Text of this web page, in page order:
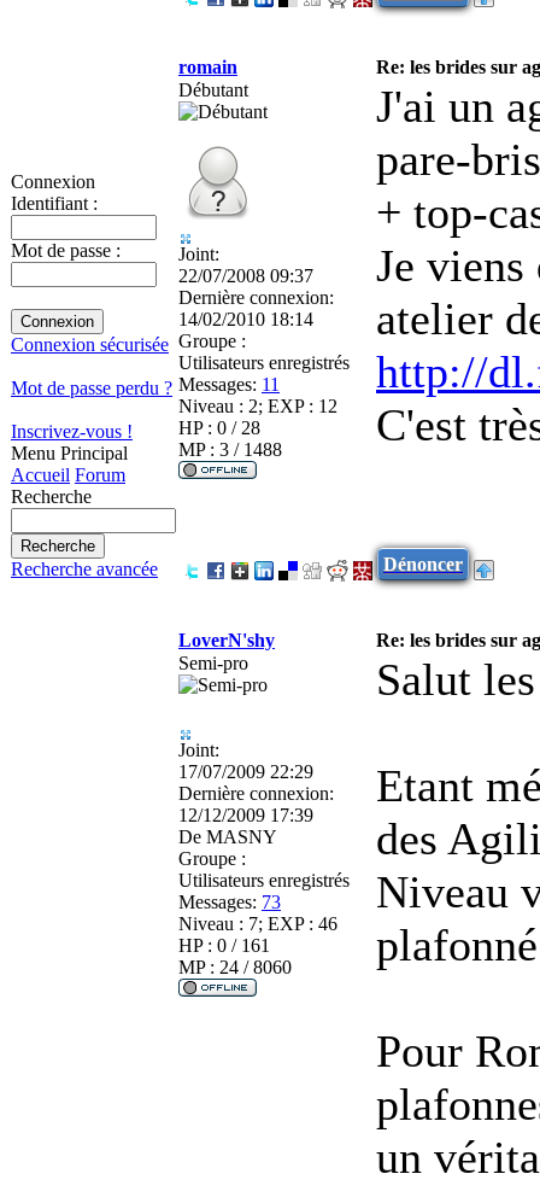
Connexion
Identifiant :
Mot de passe :
Connexion sécurisée
Mot de passe perdu ?
Inscrivez-vous !
Menu Principal
Accueil Forum
Recherche
Recherche avancée
romain
Re: les brides sur
Débutant
Joint:
22/07/2008 09:37
Dernière connexion:
14/02/2010 18:14
Groupe :
Utilisateurs enregistrés
Messages: 11
Niveau : 2; EXP : 12
HP : 0 / 28
MP : 3 / 1488
J'ai un
pare-
+ top-
Je
atelier
http://
C'est
Dénoncer
LoverN'shy
Re: les brides sur
Semi-pro
Joint:
17/07/2009 22:29
Dernière connexion:
12/12/2009 17:39
De MASNY
Groupe :
Utilisateurs enregistrés
Messages: 73
Niveau : 7; EXP : 46
HP : 0 / 161
MP : 24 / 8060
Salut
Etant
des
Niveau
Pour
un